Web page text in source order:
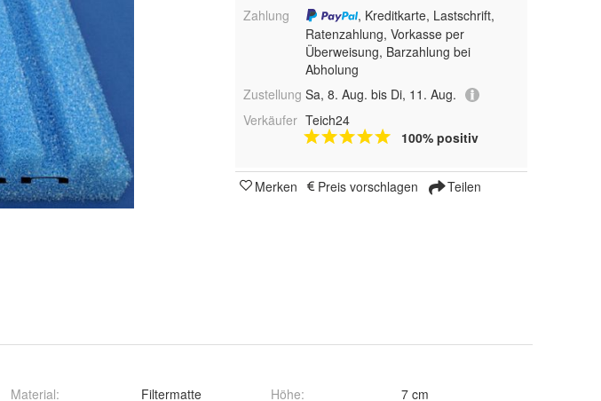
Zahlung
, Kreditkarte, Lastschrift,
Ratenzahlung, Vorkasse per
Überweisung, Barzahlung bei
Abholung
Zustellung Sa, 8. Aug. bis Di, 11. Aug.
Verkäufer Teich24
100% positiv
Merken Preis vorschlagen Teilen
Material:
Filtermatte
Höhe:
7 cm